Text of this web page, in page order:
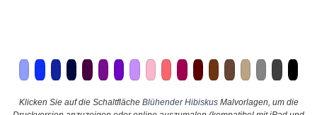
Klicken Sie auf die Schaltfläche Blühender HibiskusMalvorlagen, um die